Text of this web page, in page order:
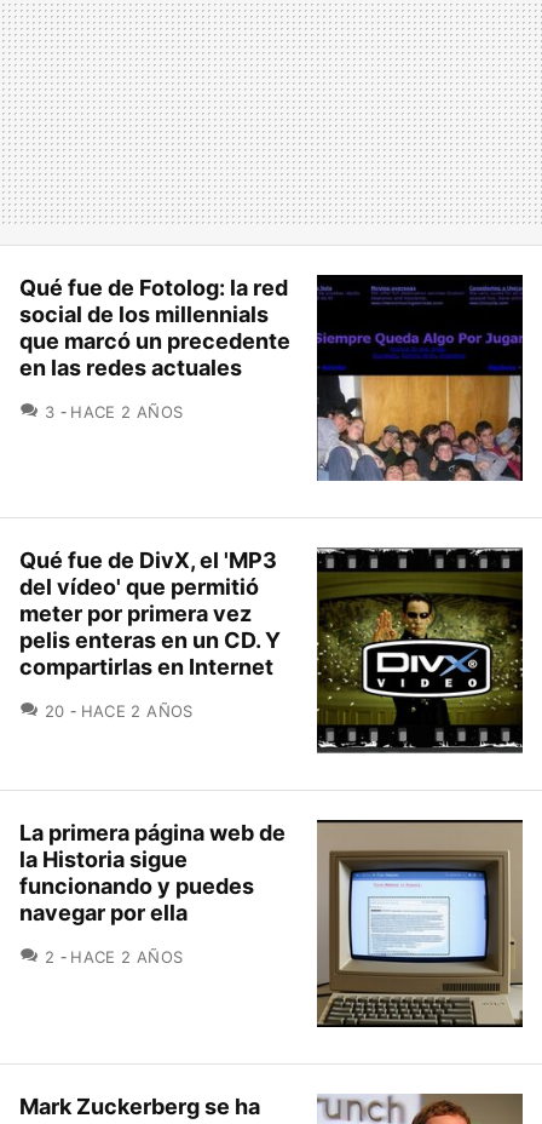
Qué fue de Fotolog: la red
social de los millennials
que marcó un precedente
en las redes actuales
3 COMENTARIOS
HACE 2 AÑOS
Qué fue de DivX, el 'MP3
del vídeo' que permitió
meter por primera vez
pelis enteras en un CD. Y
compartirlas en Internet
20 COMENTARIOS
HACE 2 AÑOS
La primera página web de
la Historia sigue
funcionando y puedes
navegar por ella
2 COMENTARIOS
HACE 2 AÑOS
Mark Zuckerberg se ha